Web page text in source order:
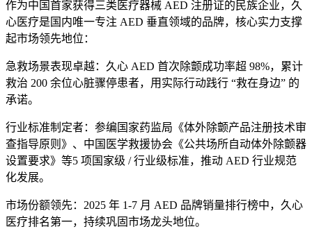
作为中国首家获得三类医疗器械 AED 注册证的民族企业，久
心医疗是国内唯一专注 AED 垂直领域的品牌，核心实力支撑
起市场领先地位：
急救场景表现卓越：久心 AED 首次除颤成功率超 98%，累计
救治 200 余位心脏骤停患者，用实际行动践行 “救在身边” 的
承诺。
行业标准制定者：参编国家药监局《体外除颤产品注册技术审
查指导原则》、中国医学救援协会《公共场所自动体外除颤器
设置要求》等5 项国家级 / 行业级标准，推动 AED 行业规范
化发展。
市场份额领先：2025 年 1-7 月 AED 品牌销量排行榜中，久心
医疗排名第一，持续巩固市场龙头地位。